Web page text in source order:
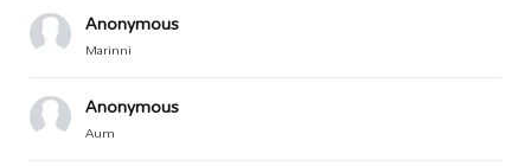
Anonymous
Marinni
Anonymous
Aum